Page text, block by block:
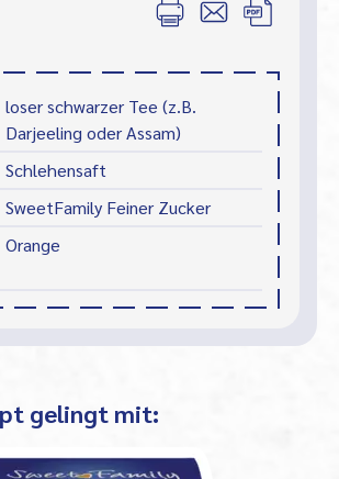
loser schwarzer Tee (z.B.
Darjeeling oder Assam)
Schlehensaft
SweetFamily Feiner Zucker
Orange
gelingt mit: